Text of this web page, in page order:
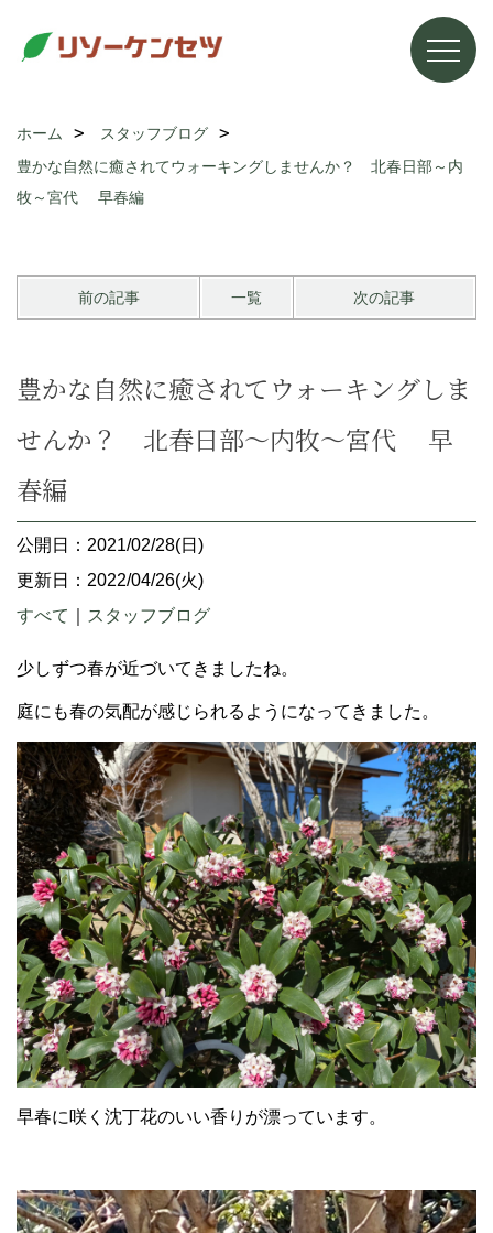
ホーム
スタッフブログ
豊かな自然に癒されてウォーキングしませんか？ 北春日部～内
牧～宮代 早春編
前の記事 一覧 次の記事
豊かな自然に癒されてウォーキングしま
せんか？ 北春日部～内牧～宮代 早
春編
公開日：2021/02/28(日)
更新日：2022/04/26(火)
すべて
スタッフブログ
少しずつ春が近づいてきましたね。
庭にも春の気配が感じられるようになってきました。
早春に咲く沈丁花のいい香りが漂っています。